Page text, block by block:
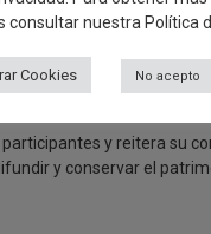
y a los
y reforzar el orgullo de
todos los asistentes y
la riqueza
y reitera su
y conservar el
consultar nuestra Política
Cookies No acepto